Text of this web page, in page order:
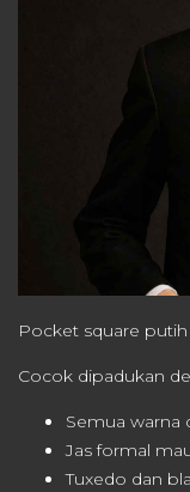
Pocket square
Cocok dipadukan
Semua warna
Jas formal
Tuxedo dan